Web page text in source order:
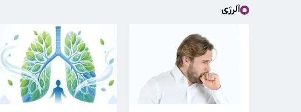
آلرژی